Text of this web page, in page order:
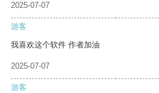
2025-07-07
游客
我喜欢这个软件 作者加油
2025-07-07
游客